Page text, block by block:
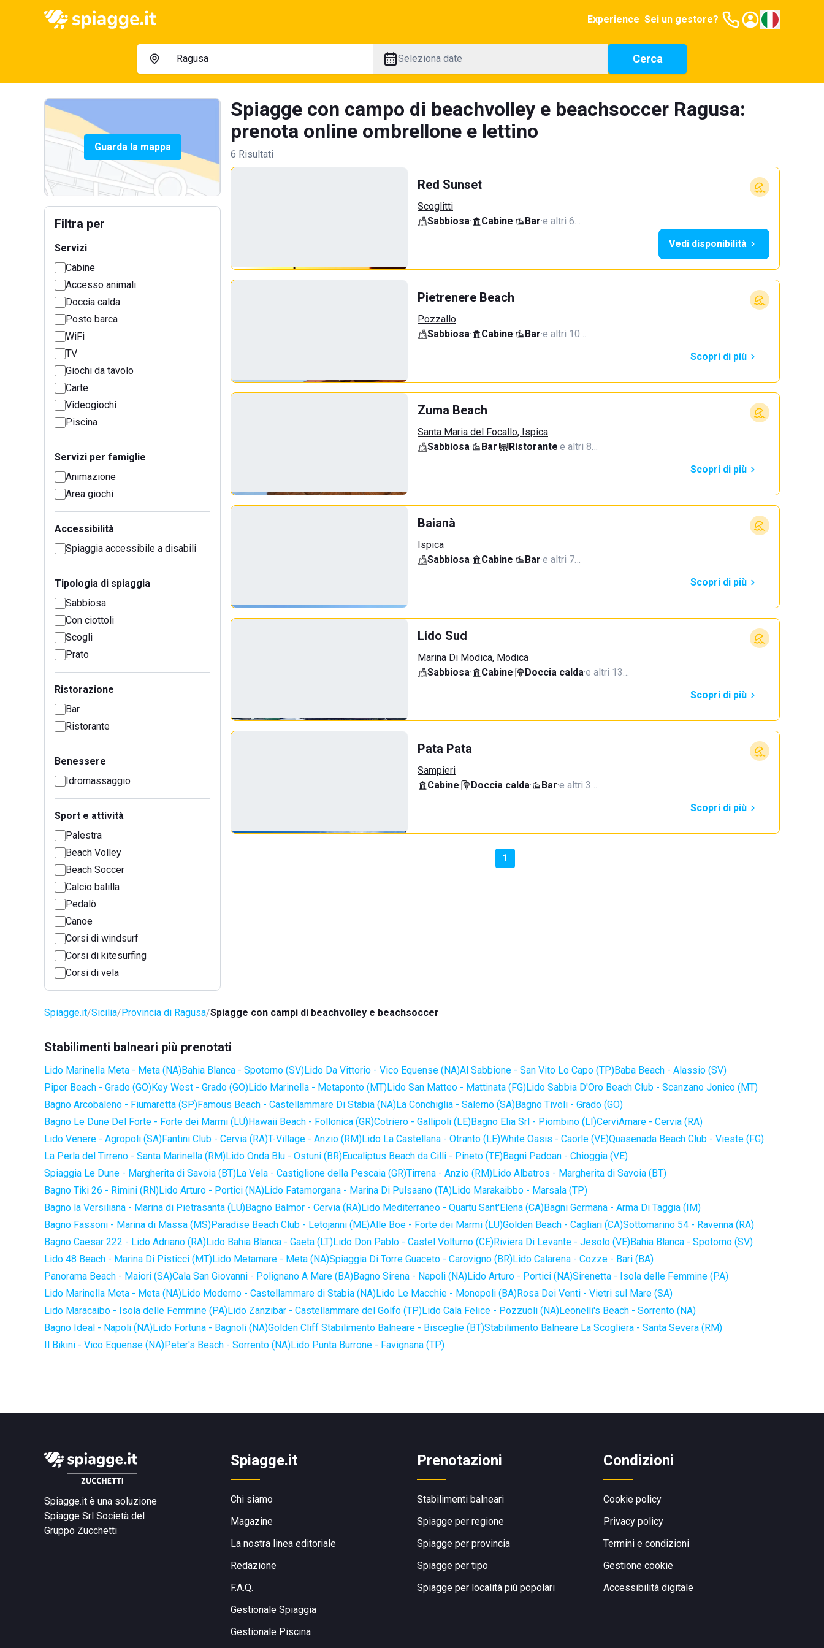
Experience Sei un gestore?
Seleziona date Cerca
Guarda la mappa
Filtra per
Servizi
Cabine
Accesso animali
Doccia calda
Posto barca
WiFi
TV
Giochi da tavolo
Carte
Videogiochi
Piscina
Servizi per famiglie
Animazione
Area giochi
Accessibilità
Spiaggia accessibile a disabili
Tipologia di spiaggia
Sabbiosa
Con ciottoli
Scogli
Prato
Ristorazione
Bar
Ristorante
Benessere
Idromassaggio
Sport e attività
Palestra
Beach Volley
Beach Soccer
Calcio balilla
Pedalò
Canoe
Corsi di windsurf
Corsi di kitesurfing
Corsi di vela
Spiagge con campo di beachvolley e beachsoccer Ragusa:
prenota online ombrellone e lettino
6 Risultati
Red Sunset
Scoglitti
Sabbiosa· Cabine· Bar·e altri 6…
Vedi disponibilità
Pietrenere Beach
Pozzallo
Sabbiosa· Cabine· Bar·e altri 10…
Scopri di più
Zuma Beach
Santa Maria del Focallo, Ispica
Sabbiosa· Bar· Ristorante·e altri 8…
Scopri di più
Baianà
Ispica
Sabbiosa· Cabine· Bar·e altri 7…
Scopri di più
Lido Sud
Marina Di Modica, Modica
Sabbiosa· Cabine· Doccia calda·e altri 13…
Scopri di più
Pata Pata
Sampieri
Cabine· Doccia calda· Bar·e altri 3…
Scopri di più
1
Spiagge.it Sicilia Provincia di Ragusa Spiagge con campi di beachvolley e beachsoccer
Stabilimenti balneari più prenotati
Lido Marinella Meta - Meta (NA)Bahia Blanca - Spotorno (SV)Lido Da Vittorio - Vico Equense (NA)Al Sabbione - San Vito Lo Capo (TP)Baba Beach - Alassio (SV)
Piper Beach - Grado (GO)Key West - Grado (GO)Lido Marinella - Metaponto (MT)Lido San Matteo - Mattinata (FG)Lido Sabbia D'Oro Beach Club - Scanzano Jonico (MT)
Bagno Arcobaleno - Fiumaretta (SP)Famous Beach - Castellammare Di Stabia (NA)La Conchiglia - Salerno (SA)Bagno Tivoli - Grado (GO)
Bagno Le Dune Del Forte - Forte dei Marmi (LU)Hawaii Beach - Follonica (GR)Cotriero - Gallipoli (LE)Bagno Elia Srl - Piombino (LI)CerviAmare - Cervia (RA)
Lido Venere - Agropoli (SA)Fantini Club - Cervia (RA)T-Village - Anzio (RM)Lido La Castellana - Otranto (LE)White Oasis - Caorle (VE)Quasenada Beach Club - Vieste (FG)
La Perla del Tirreno - Santa Marinella (RM)Lido Onda Blu - Ostuni (BR)Eucaliptus Beach da Cilli - Pineto (TE)Bagni Padoan - Chioggia (VE)
Spiaggia Le Dune - Margherita di Savoia (BT)La Vela - Castiglione della Pescaia (GR)Tirrena - Anzio (RM)Lido Albatros - Margherita di Savoia (BT)
Bagno Tiki 26 - Rimini (RN)Lido Arturo - Portici (NA)Lido Fatamorgana - Marina Di Pulsaano (TA)Lido Marakaibbo - Marsala (TP)
Bagno la Versiliana - Marina di Pietrasanta (LU)Bagno Balmor - Cervia (RA)Lido Mediterraneo - Quartu Sant'Elena (CA)Bagni Germana - Arma Di Taggia (IM)
Bagno Fassoni - Marina di Massa (MS)Paradise Beach Club - Letojanni (ME)Alle Boe - Forte dei Marmi (LU)Golden Beach - Cagliari (CA)Sottomarino 54 - Ravenna (RA)
Bagno Caesar 222 - Lido Adriano (RA)Lido Bahia Blanca - Gaeta (LT)Lido Don Pablo - Castel Volturno (CE)Riviera Di Levante - Jesolo (VE)Bahia Blanca - Spotorno (SV)
Lido 48 Beach - Marina Di Pisticci (MT)Lido Metamare - Meta (NA)Spiaggia Di Torre Guaceto - Carovigno (BR)Lido Calarena - Cozze - Bari (BA)
Panorama Beach - Maiori (SA)Cala San Giovanni - Polignano A Mare (BA)Bagno Sirena - Napoli (NA)Lido Arturo - Portici (NA)Sirenetta - Isola delle Femmine (PA)
Lido Marinella Meta - Meta (NA)Lido Moderno - Castellammare di Stabia (NA)Lido Le Macchie - Monopoli (BA)Rosa Dei Venti - Vietri sul Mare (SA)
Lido Maracaibo - Isola delle Femmine (PA)Lido Zanzibar - Castellammare del Golfo (TP)Lido Cala Felice - Pozzuoli (NA)Leonelli's Beach - Sorrento (NA)
Bagno Ideal - Napoli (NA)Lido Fortuna - Bagnoli (NA)Golden Cliff Stabilimento Balneare - Bisceglie (BT)Stabilimento Balneare La Scogliera - Santa Severa (RM)
Il Bikini - Vico Equense (NA)Peter's Beach - Sorrento (NA)Lido Punta Burrone - Favignana (TP)
Spiagge.it è una soluzione
Spiagge Srl Società del
Gruppo Zucchetti
Spiagge.it
Chi siamo
Magazine
La nostra linea editoriale
Redazione
F.A.Q.
Gestionale Spiaggia
Gestionale Piscina
Prenotazioni
Stabilimenti balneari
Spiagge per regione
Spiagge per provincia
Spiagge per tipo
Spiagge per località più popolari
Condizioni
Cookie policy
Privacy policy
Termini e condizioni
Gestione cookie
Accessibilità digitale